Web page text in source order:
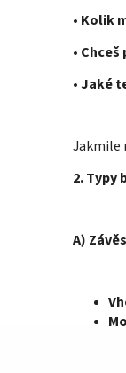
• Kolik
•
• Jaké
Jakmile
2. Typy
A)